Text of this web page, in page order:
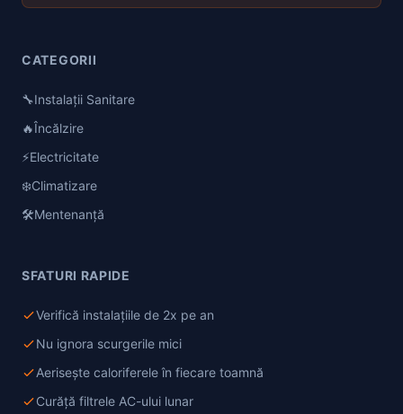
CATEGORII
🔧Instalații Sanitare
🔥Încălzire
⚡Electricitate
❄️Climatizare
🛠️Mentenanță
SFATURI RAPIDE
Verifică instalațiile de 2x pe an
Nu ignora scurgerile mici
Aerisește caloriferele în fiecare toamnă
Curăță filtrele AC-ului lunar